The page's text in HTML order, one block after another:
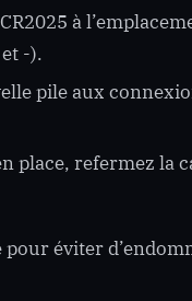
à
-).
pile aux
place, refermez la
éviter